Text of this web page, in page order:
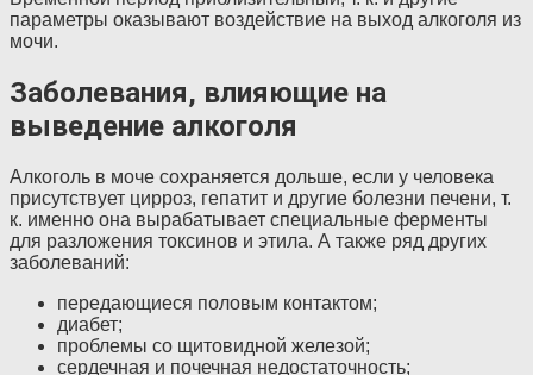
параметры оказывают воздействие на выход алкоголя из
мочи.
Заболевания, влияющие на
выведение алкоголя
Алкоголь в моче сохраняется дольше, если у человека
присутствует цирроз, гепатит и другие болезни печени, т.
к. именно она вырабатывает специальные ферменты
для разложения токсинов и этила. А также ряд других
заболеваний:
передающиеся половым контактом;
диабет;
проблемы со щитовидной железой;
сердечная и почечная недостаточность;